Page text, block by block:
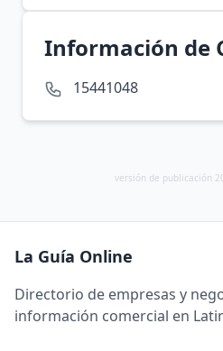
Información de
15441048
versión de publicación
La Guía Online
Directorio de empresas y
información comercial en